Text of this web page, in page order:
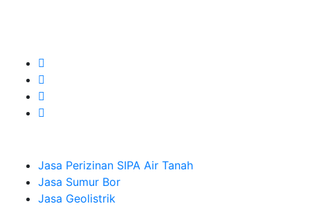
Jasa Perizinan SIPA Air Tanah
Jasa Sumur Bor
Jasa Geolistrik